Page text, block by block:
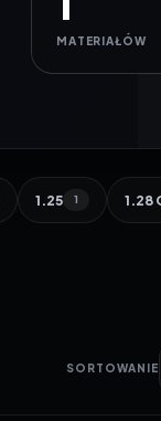
MATERIAŁÓW
1.25 1 1.28
SORTOWANIE